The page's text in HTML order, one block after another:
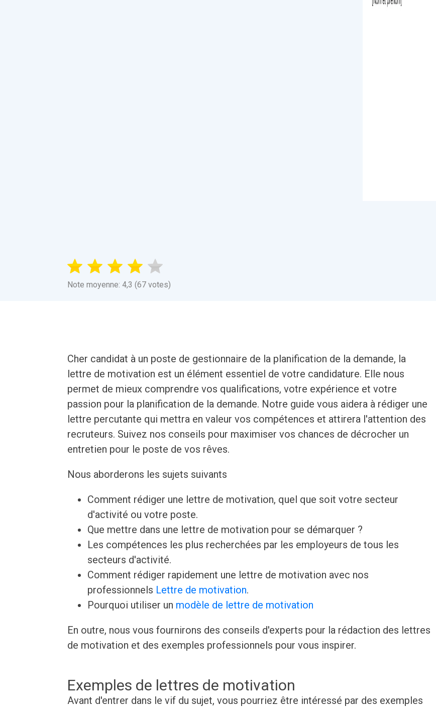
Note moyenne: 4,3 (67 votes)
Cher candidat à un poste de gestionnaire de la planification de la demande, la
lettre de motivation est un élément essentiel de votre candidature. Elle nous
permet de mieux comprendre vos qualifications, votre expérience et votre
passion pour la planification de la demande. Notre guide vous aidera à rédiger une
lettre percutante qui mettra en valeur vos compétences et attirera l'attention des
recruteurs. Suivez nos conseils pour maximiser vos chances de décrocher un
entretien pour le poste de vos rêves.
Nous aborderons les sujets suivants
Comment rédiger une lettre de motivation, quel que soit votre secteur
d'activité ou votre poste.
Que mettre dans une lettre de motivation pour se démarquer ?
Les compétences les plus recherchées par les employeurs de tous les
secteurs d'activité.
Comment rédiger rapidement une lettre de motivation avec nos
professionnels Lettre de motivation.
Pourquoi utiliser un modèle de lettre de motivation
En outre, nous vous fournirons des conseils d'experts pour la rédaction des lettres
de motivation et des exemples professionnels pour vous inspirer.
Exemples de lettres de motivation
Avant d'entrer dans le vif du sujet, vous pourriez être intéressé par des exemples